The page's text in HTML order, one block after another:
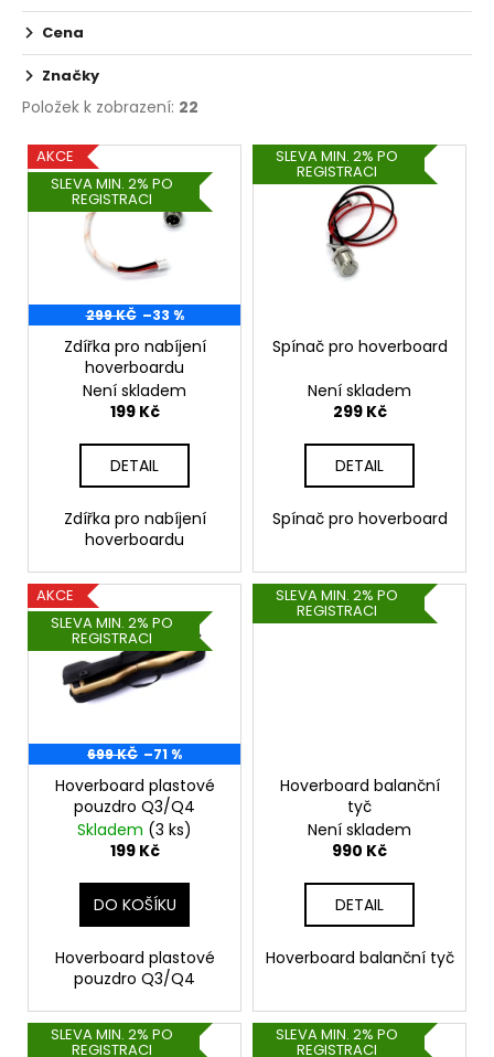
Cena
Značky
Položek k zobrazení: 22
V
ý
p
p
r
AKCE
SLEVA MIN. 2% PO
REGISTRACI
299 KČ –33 %
Zdířka pro nabíjení
hoverboardu
Není skladem
199 Kč
DETAIL
Zdířka pro nabíjení
hoverboardu
SLEVA MIN. 2% PO
REGISTRACI
Spínač pro hoverboard
Není skladem
299 Kč
DETAIL
Spínač pro hoverboard
AKCE
SLEVA MIN. 2% PO
REGISTRACI
699 KČ –71 %
Hoverboard plastové
pouzdro Q3/Q4
Skladem (3 ks)
199 Kč
DO KOŠÍKU
Hoverboard plastové
pouzdro Q3/Q4
SLEVA MIN. 2% PO
REGISTRACI
Hoverboard balanční
tyč
Není skladem
990 Kč
DETAIL
Hoverboard balanční tyč
SLEVA MIN. 2% PO
REGISTRACI
SLEVA MIN. 2% PO
REGISTRACI
BAR
ELFLIQ
-
SALT
E-
LIQUID
-
KIWI
-
10ML
-